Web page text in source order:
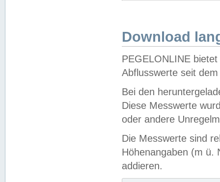
Download
PEGELONLINE
Abflusswerte seit
Bei den
Diese Messwerte
oder andere
Die Messwerte sind
Höhenangaben (m ü.
addieren.